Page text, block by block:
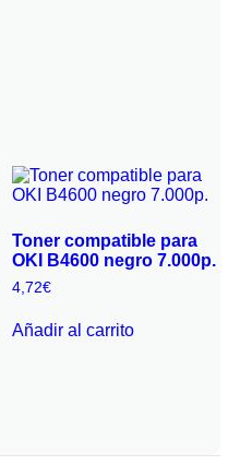
Toner compatible para
OKI B4600 negro 7.000p.
4,72€
Añadir al carrito